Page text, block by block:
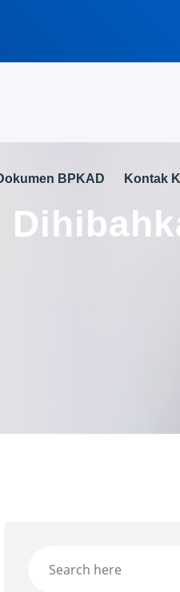
BPKAD Kontak